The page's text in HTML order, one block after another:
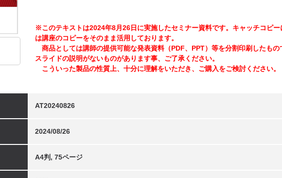
※このテキストは2024年8月26日に実施したセミナー資料です。キャッチコピー
は講座のコピーをそのまま活用しております。
商品としては講師の提供可能な発表資料（PDF、PPT）等を分割印刷したもの
スライドの説明がないものがあります事、ご了承ください。
こういった製品の性質上、十分に理解をいただき、ご購入をご検討ください。
AT20240826
2024/08/26
A4判, 75ページ